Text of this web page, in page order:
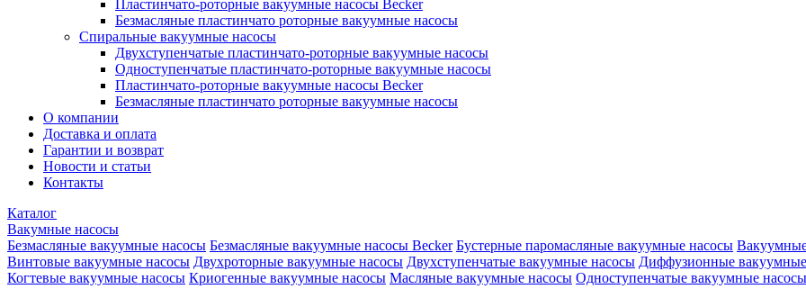
Пластинчато-роторные вакуумные насосы Becker
Безмасляные пластинчато роторные вакуумные насосы
Спиральные вакуумные насосы
Двухступенчатые пластинчато-роторные вакуумные насосы
Одноступенчатые пластинчато-роторные вакуумные насосы
Пластинчато-роторные вакуумные насосы Becker
Безмасляные пластинчато роторные вакуумные насосы
О компании
Доставка и оплата
Гарантии и возврат
Новости и статьи
Контакты
Каталог
Вакумные насосы
Безмасляные вакуумные насосы Безмасляные вакуумные насосы Becker Бустерные паромасляные вакуумные насосы
Винтовые вакуумные насосы Двухроторные вакуумные насосы Двухступенчатые вакуумные насосы Диффузионные
Когтевые вакуумные насосы Криогенные вакуумные насосы Масляные вакуумные насосы Одноступенчатые вакуумные насосы